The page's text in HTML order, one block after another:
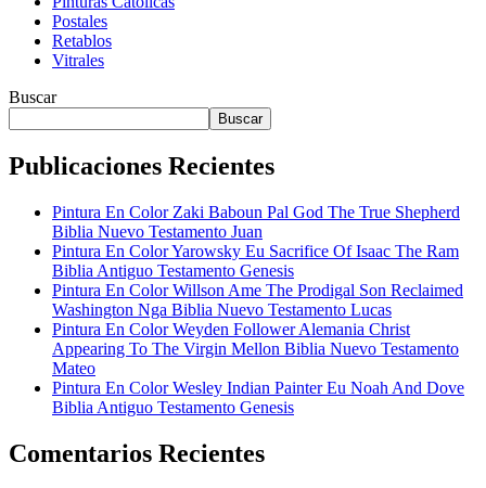
Postales
Retablos
Vitrales
Buscar
Buscar
Publicaciones Recientes
Pintura En Color Zaki Baboun Pal God The True Shepherd
Biblia Nuevo Testamento Juan
Pintura En Color Yarowsky Eu Sacrifice Of Isaac The Ram
Biblia Antiguo Testamento Genesis
Pintura En Color Willson Ame The Prodigal Son Reclaimed
Washington Nga Biblia Nuevo Testamento Lucas
Pintura En Color Weyden Follower Alemania Christ
Appearing To The Virgin Mellon Biblia Nuevo Testamento
Mateo
Pintura En Color Wesley Indian Painter Eu Noah And Dove
Biblia Antiguo Testamento Genesis
Comentarios Recientes